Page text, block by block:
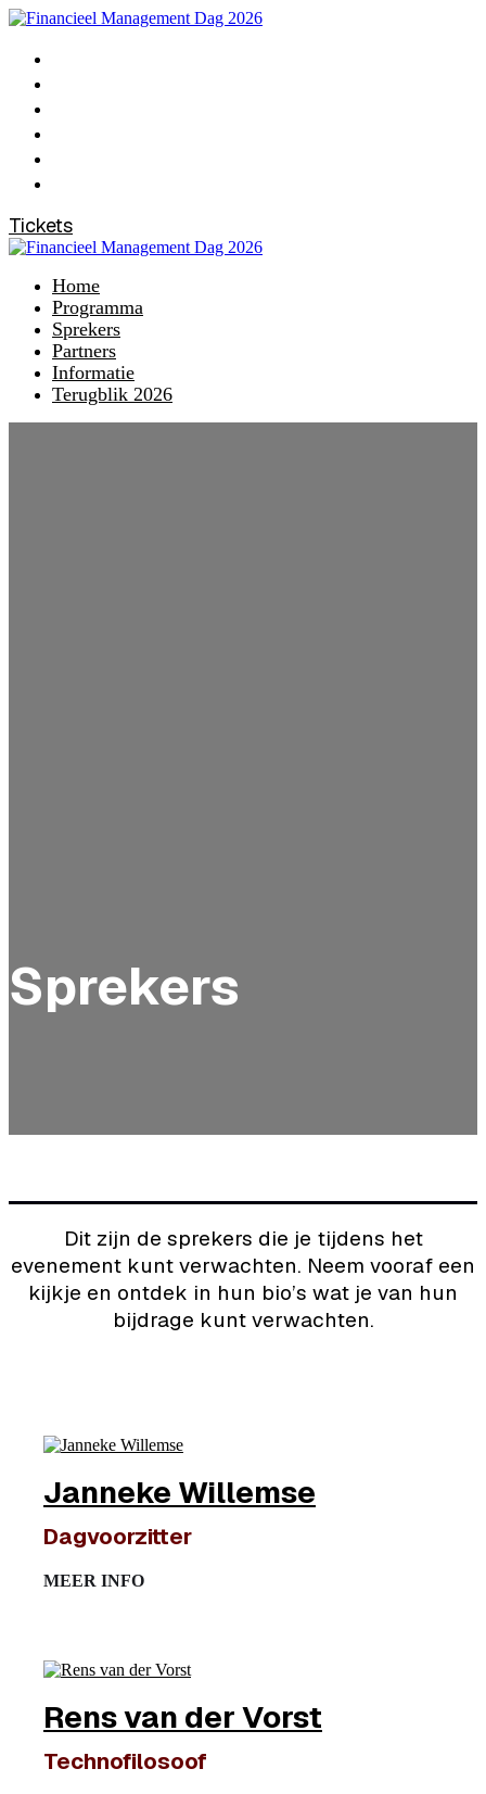
Tickets
Home
Programma
Sprekers
Partners
Informatie
Terugblik 2026
Sprekers
Dit zijn de sprekers die je tijdens het
evenement kunt verwachten. Neem vooraf een
kijkje en ontdek in hun bio’s wat je van hun
bijdrage kunt verwachten.
Janneke Willemse
Dagvoorzitter
MEER INFO
Rens van der Vorst
Technofilosoof